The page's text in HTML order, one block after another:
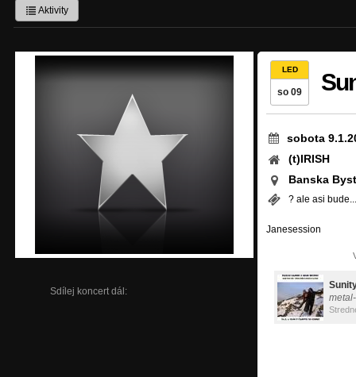
Aktivity
Sdílej koncert dál:
LED
so 09
sobota
(t)IRISH
Banska
? ale asi
Janesession